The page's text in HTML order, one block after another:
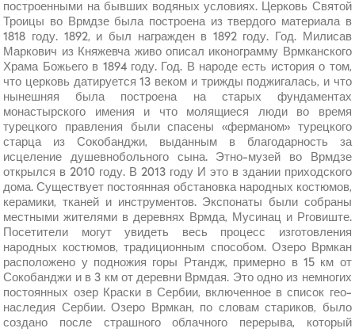
построенными на бывших водяных условиях. Церковь Святой
Троицы во Врмдзе была построена из твердого материала в
1818 году. 1892, и был награжден в 1892 году. Год. Милисав
Маркович из Княжевча живо описал иконограмму Врмканского
Храма Божьего в 1894 году. Год. В народе есть история о том,
что церковь датируется 13 веком и трижды поджигалась, и что
нынешняя была построена на старых фундаментах
монастырского имения и что молящиеся люди во время
турецкого правления были спасены «ферманом» турецкого
старца из Сокобанджи, выданным в благодарность за
исцеление душевнобольного сына. Этно-музей во Врмдзе
открылся в 2010 году. В 2013 году И это в здании приходского
дома. Существует постоянная обстановка народных костюмов,
керамики, тканей и инструментов. Экспонаты были собраны
местными жителями в деревнях Врмда, Мусинац и Рговиште.
Посетители могут увидеть весь процесс изготовления
народных костюмов, традиционным способом. Озеро Врмкан
расположено у подножия горы Ртандж, примерно в 15 км от
Сокобанджи и в 3 км от деревни Врмдая. Это одно из немногих
постоянных озер Краски в Сербии, включенное в список гео-
наследия Сербии. Озеро Врмкан, по словам стариков, было
создано после страшного облачного перерыва, который